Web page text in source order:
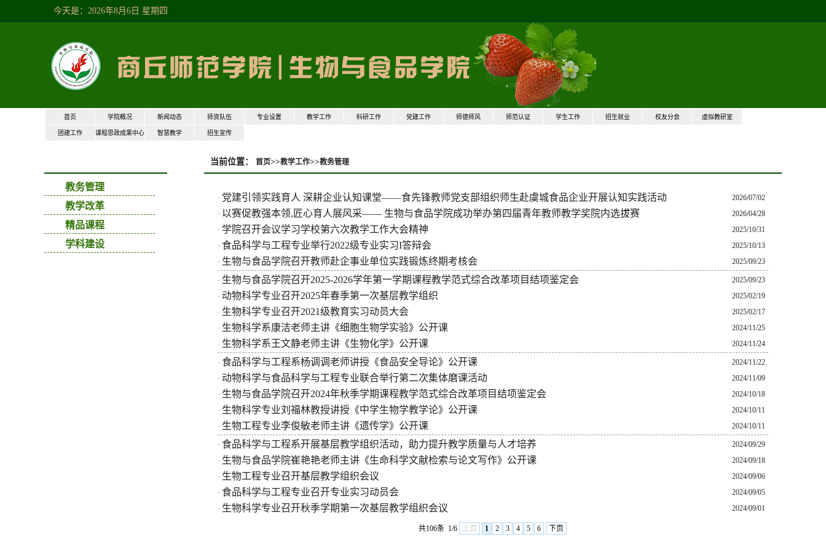
今天是：2026年8月6日星期四
首页 学院概况 新闻动态 师资队伍 专业设置 教学工作 科研工作 党建工作 师德师风 师范认证 学生工作 招生就业 校友分会 虚拟教研室
团建工作 课程思政成果中心 智慧教学 招生宣传
教务管理
教学改革
精品课程
学科建设
当前位置： 首页>>教学工作>>教务管理
· 党建引领实践育人深耕企业认知课堂——食先锋教师党支部组织师生赴虞城食品企业开展认知实践活动
2026/07/02
· 以赛促教强本领,匠心育人展风采——生物与食品学院成功举办第四届青年教师教学奖院内选拔赛
2026/04/28
· 学院召开会议学习学校第六次教学工作大会精神
2025/10/31
· 食品科学与工程专业举行2022级专业实习I答辩会
2025/10/13
· 生物与食品学院召开教师赴企事业单位实践锻炼终期考核会 2025/09/23
· 生物与食品学院召开2025-2026学年第一学期课程教学范式综合改革项目结项鉴定会
2025/09/23
· 动物科学专业召开2025年春季第一次基层教学组织
2025/02/19
· 生物科学专业召开2021级教育实习动员大会
2025/02/17
· 生物科学系康洁老师主讲《细胞生物学实验》公开课
2024/11/25
· 生物科学系王文静老师主讲《生物化学》公开课 2024/11/24
· 食品科学与工程系杨调调老师讲授《食品安全导论》公开课
2024/11/22
· 动物科学与食品科学与工程专业联合举行第二次集体磨课活动
2024/11/09
· 生物与食品学院召开2024年秋季学期课程教学范式综合改革项目结项鉴定会
2024/10/18
· 生物科学专业刘福林教授讲授《中学生物学教学论》公开课
2024/10/11
· 生物工程专业李俊敏老师主讲《遗传学》公开课 2024/10/11
· 食品科学与工程系开展基层教学组织活动，助力提升教学质量与人才培养
2024/09/29
· 生物与食品学院崔艳艳老师主讲《生命科学文献检索与论文写作》公开课
2024/09/18
· 生物工程专业召开基层教学组织会议
2024/09/06
· 食品科学与工程专业召开专业实习动员会
2024/09/05
· 生物科学专业召开秋季学期第一次基层教学组织会议 2024/09/01
共106条 1/6 上页 1 2 3 4 5 6 下页